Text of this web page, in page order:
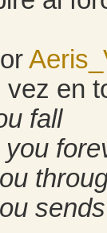
vez en
fall